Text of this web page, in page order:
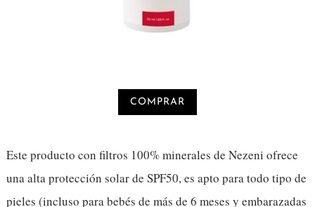
COMPRAR
Este producto con filtros 100% minerales de Nezeni ofrece
una alta protección solar de SPF50, es apto para todo tipo de
pieles (incluso para bebés de más de 6 meses y embarazadas